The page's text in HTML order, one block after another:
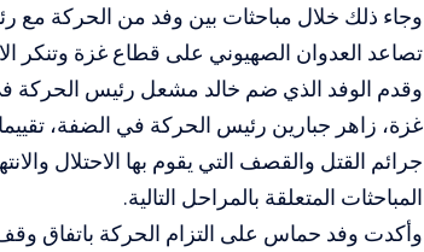
وجاء ذلك خلال مباحثات بين وفد من الحركة مع
تصاعد العدوان الصهيوني على قطاع غزة وتنكر
وقدم الوفد الذي ضم خالد مشعل رئيس الحركة
غزة، زاهر جبارين رئيس الحركة في الضفة،
جرائم القتل والقصف التي يقوم بها الاحتلال
المباحثات المتعلقة بالمراحل التالية.
وأكدت وفد حماس على التزام الحركة باتفاق